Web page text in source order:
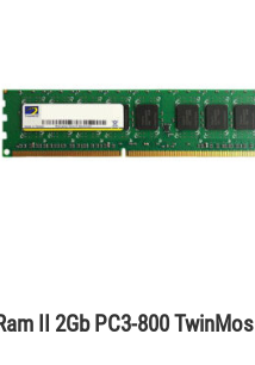
II 2Gb PC3-800 TwinMos